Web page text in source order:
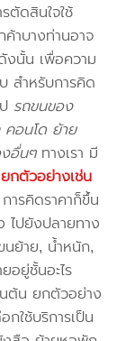
ตัดสินใจใช้
ค้าบางท่านอาจ
นั้น เพื่อความ
สำหรับการคิด
รถขนของ
อนโด ย้าย
อื่นๆทางเรา มี
ยกตัวอย่างเช่น
การคิดราคาก็ขึ้น
ไปยังปลายทาง
ย้าย, น้ำหนัก,
อยู่ชั้นอะไร
นต้น ยกตัวอย่าง
กใช้บริการเป็น